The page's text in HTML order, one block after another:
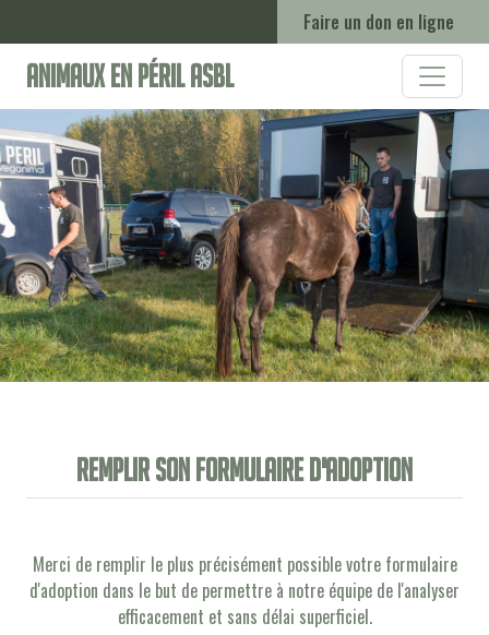
Faire un don en ligne
Animaux en Péril ASBL
Remplir son formulaire d'adoption
Merci de remplir le plus précisément possible votre formulaire
d'adoption dans le but de permettre à notre équipe de l'analyser
efficacement et sans délai superficiel.